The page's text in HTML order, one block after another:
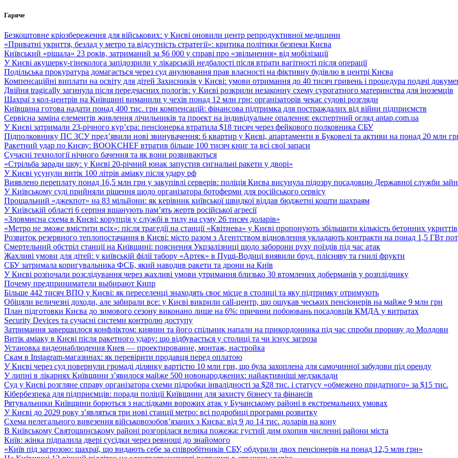
Перейти
вмісту
Гаряче
Безкоштовне кріозбереження для військових: у Києві оновили центр репродуктивної медицини
«Приватні укриття, безлад у метро та відсутність стратегії»: критика політики безпеки Києва
Київський «рішала» 23 років, затриманий за $6 000 у справі про «звільнення» від мобілізації
У Києві акушерку-гінеколога запідозрили у лікарській недбалості після втрати вагітності після операції
Подільська прокуратура домагається через суд анулювання прав власності на фіктивну будівлю в центрі Києва
Компенсаційні виплати на освіту для дітей Захисників у Києві: умови отримання до 40 тисяч гривень і процедура подачі
Двійня tragically загинула після передчасних пологів: у Києві розкрили незаконну схему сурогатного материнства для іноземців
Шахраї з кол-центрів на Київщині виманили у чехів понад 12 млн грн: організаторів чекає судові розгляди
Київщина готова надати понад 400 тис. грн компенсацій: фінансова підтримка для постраждалих від війни підприємств
Сервісна заміна елементів живлення лічильників та проект на індивідуальне опалення: експертний огляд antap.com.ua
У Києві затримали 23-річного кур’єра: пенсіонерка втратила $18 тисяч через фейкового полковника СБУ
Підполковнику ПС ЗСУ пред’явили нові звинувачення: 6 квартир у Києві, апартаменти в Буковелі та активи на понад 20 млн
Ракетний удар по Києву: BOOKCHEF втратив більше 100 тисяч книг та всі свої запаси
Сучасні технології нічного бачення та як вони розвиваються
«Стрільба заради шоу: у Києві 20-річний юнак запустив сигнальні ракети у дворі»
У Києві усунули витік 100 літрів аміаку після удару рф
Виявлено переплату понад 16,5 млн грн у закупівлі серверів: поліція Києва висунула підозру посадовцю Державної служби
У Київському суді прийняли рішення щодо організатора ботоферми для російського сервісу
Прощальний «джекпот» на 83 мільйони: як керівник київської швидкої віддав бюджетні кошти шахраям
У Київській області 6 серпня вшанують пам’ять жертв російської агресії
«Зловмисна схема в Києві: корупція у службі в тилу на суму 26 тисяч доларів»
«Метро не зможе вмістити всіх»: після трагедії на станції «Квітнева» у Києві пропонують збільшити кількість бетонних укриттів
Розвиток резервного теплопостачання в Києві: місто разом з Агентством відновлення укладають контракти на понад 1,5 ГВт
Смертельний обстріл станції на Київщині: пояснення Укрзалізниці щодо заборони руху поїздів під час атак
Жахливі умови для дітей: у київській філії табору «Артек» в Пущі-Водиці виявили бруд, плісняву та гнилі фрукти
СБУ затримала коригувальника ФСБ, який наводив ракети та дрони на Київ
У Києві розпочали розслідування через жахливі умови утримання близько 30 втомлених доберманів у розпліднику
Почему предприниматели выбирают Кипр
Більше 442 тисяч ВПО у Києві: як переселенці знаходять своє місце в столиці та яку підтримку отримують
Обіцяли величезні доходи, але забирали все: у Києві викрили call-центр, що ошукав чеських пенсіонерів на майже 9 млн грн
План підготовки Києва до зимового сезону виконано лише на 6%: причини побоювань посадовців КМДА у витратах
Security Devices та сучасні системи контролю доступу
Затримання завершилося конфліктом: киянин та його спільник напали на прикордонника під час спроби прориву до Молдови
Витік аміаку в Києві після ракетного удару: що відбувається у столиці та чи існує загроза
Установка видеонаблюдения Киев — проектирование, монтаж, настройка
Скам в Instagram-магазинах: як перевірити продавця перед оплатою
У Києві через суд повернули громаді ділянку вартістю 10 млн грн, що була захоплена для самочинної забудови під оренду
У липні в лікарнях Київщини з’явилося майже 500 новонароджених: найактивніші медзаклади
Суд у Києві розгляне справу організатора схеми підробки інвалідності за $28 тис. і статусу «обмежено придатного» за $15 тис.
Кібербезпека для підприємців: поради поліції Київщини для захисту бізнесу та фінансів
Рятувальники Київщини борються з наслідками ворожих атак у Бучанському районі в екстремальних умовах
У Києві до 2029 року з’являться три нові станції метро: всі подробиці програми розвитку
Схема нелегального вивезення військовозобов’язаних з Києва: від 9 до 14 тис. доларів на кону
В Київському Святошинському районі розгорілася велика пожежа: густий дим охопив численні райони міста
Київ: жінка підпалила двері сусідки через ревнощі до знайомого
«Київ під загрозою: шахраї, що видають себе за співробітників СБУ, обдурили двох пенсіонерів на понад 12,5 млн грн»